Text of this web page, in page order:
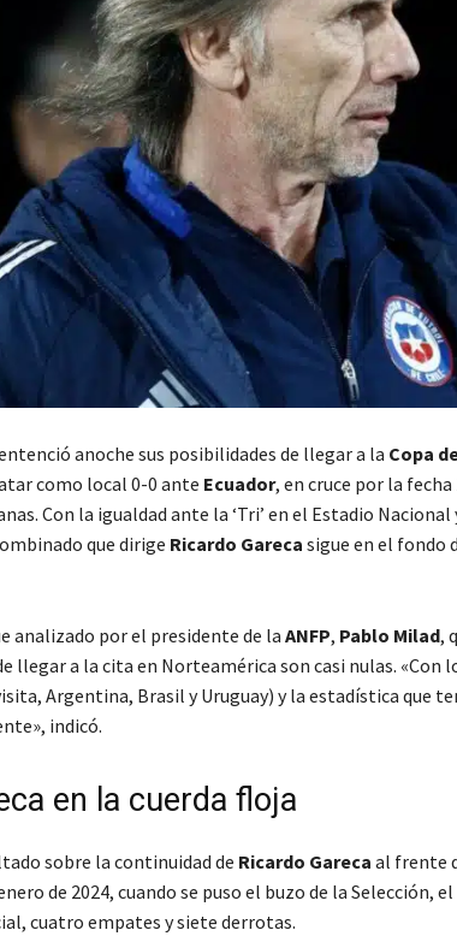
anoche sus posibilidades de llegar a la Copa
como local 0-0 ante Ecuador, en cruce por la fecha
Con la igualdad ante la ‘Tri’ en el Estadio Nacional
que dirige Ricardo Gareca sigue en el fondo
analizado por el presidente de la ANFP, Pablo Milad,
llegar a la cita en Norteamérica son casi nulas. «Con
Argentina, Brasil y Uruguay) y la estadística que
, indicó.
en la cuerda floja
sobre la continuidad de Ricardo Gareca al frente
de 2024, cuando se puso el buzo de la Selección, el
cuatro empates y siete derrotas.